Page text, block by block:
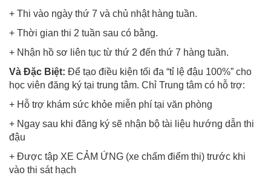
+ Thi vào ngày thứ 7 và chủ nhật hàng tuần.
+ Thời gian thi 2 tuần sau có bằng.
+ Nhận hồ sơ liên tục từ thứ 2 đến thứ 7 hàng tuần.
Và Đặc Biệt: Để tạo điều kiện tối đa “tỉ lệ đậu 100%” cho
học viên đăng ký tại trung tâm. Chỉ Trung tâm có hỗ trợ:
+ Hỗ trợ khám sức khỏe miễn phí tại văn phòng
+ Ngay sau khi đăng ký sẽ nhận bộ tài liệu hướng dẫn thi
đậu
+ Được tập XE CẢM ỨNG (xe chấm điểm thi) trước khi
vào thi sát hạch